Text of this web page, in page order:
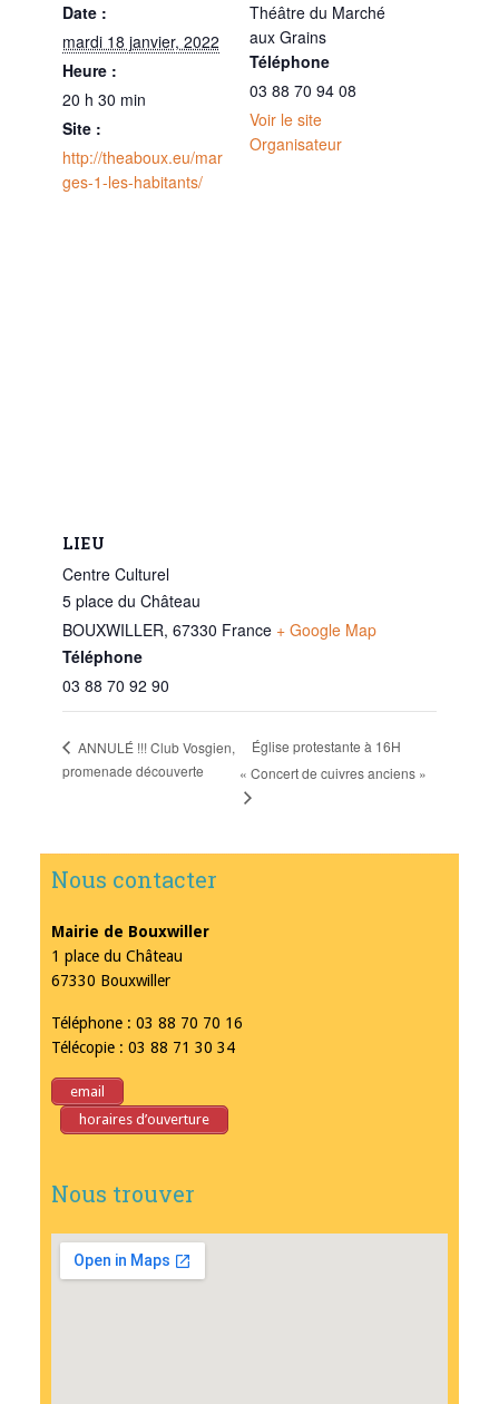
Date :
mardi 18 janvier, 2022
Heure :
20 h 30 min
Site :
http://theaboux.eu/mar
ges-1-les-habitants/
Théâtre du Marché
aux Grains
Téléphone
03 88 70 94 08
Voir le site
Organisateur
LIEU
Centre Culturel
5 place du Château
BOUXWILLER, 67330 France + Google Map
Téléphone
03 88 70 92 90
ANNULÉ !!! Club Vosgien,
promenade découverte
Église protestante à 16H
« Concert de cuivres anciens »
Nous contacter
Mairie de Bouxwiller
1 place du Château
67330 Bouxwiller
Téléphone : 03 88 70 70 16
Télécopie : 03 88 71 30 34
email
horaires d’ouverture
Nous trouver